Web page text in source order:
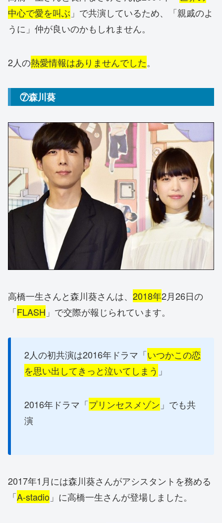
中心で愛を叫ぶ 」で共演しているため、「親戚のよ
うに」仲が良いのかもしれません。
2人の熱愛情報はありませんでした。
⑦森川葵
高橋一生さんと森川葵さんは、 2018年2月26日の
「FLASH 」で交際が報じられています。
2人の初共演は2016年ドラマ「いつかこの恋
を思い出してきっと泣いてしまう 」
2016年ドラマ「プリンセスメゾン 」でも共
演
2017年1月には森川葵さんがアシスタントを務める
「A-stadio 」に高橋一生さんが登場しました。